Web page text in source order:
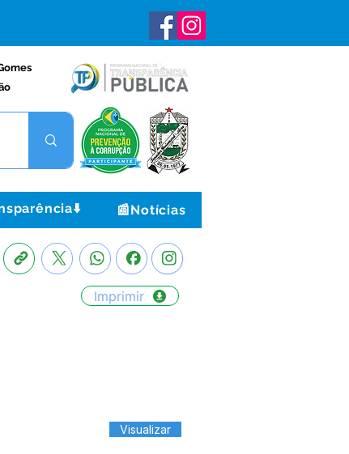
📰Notícias
Imprimir
Visualizar